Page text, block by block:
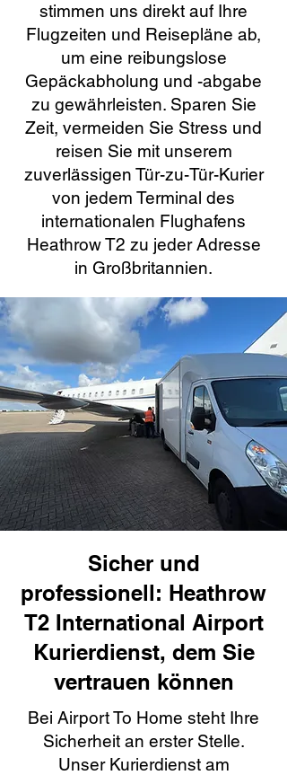
stimmen uns direkt auf Ihre
Flugzeiten und Reisepläne ab,
um eine reibungslose
Gepäckabholung und -abgabe
zu gewährleisten. Sparen Sie
Zeit, vermeiden Sie Stress und
reisen Sie mit unserem
zuverlässigen Tür-zu-Tür-Kurier
von jedem Terminal des
internationalen Flughafens
Heathrow T2 zu jeder Adresse
in Großbritannien.
Sicher und
professionell: Heathrow
T2 International Airport
Kurierdienst, dem Sie
vertrauen können
Bei Airport To Home steht Ihre
Sicherheit an erster Stelle.
Unser Kurierdienst am